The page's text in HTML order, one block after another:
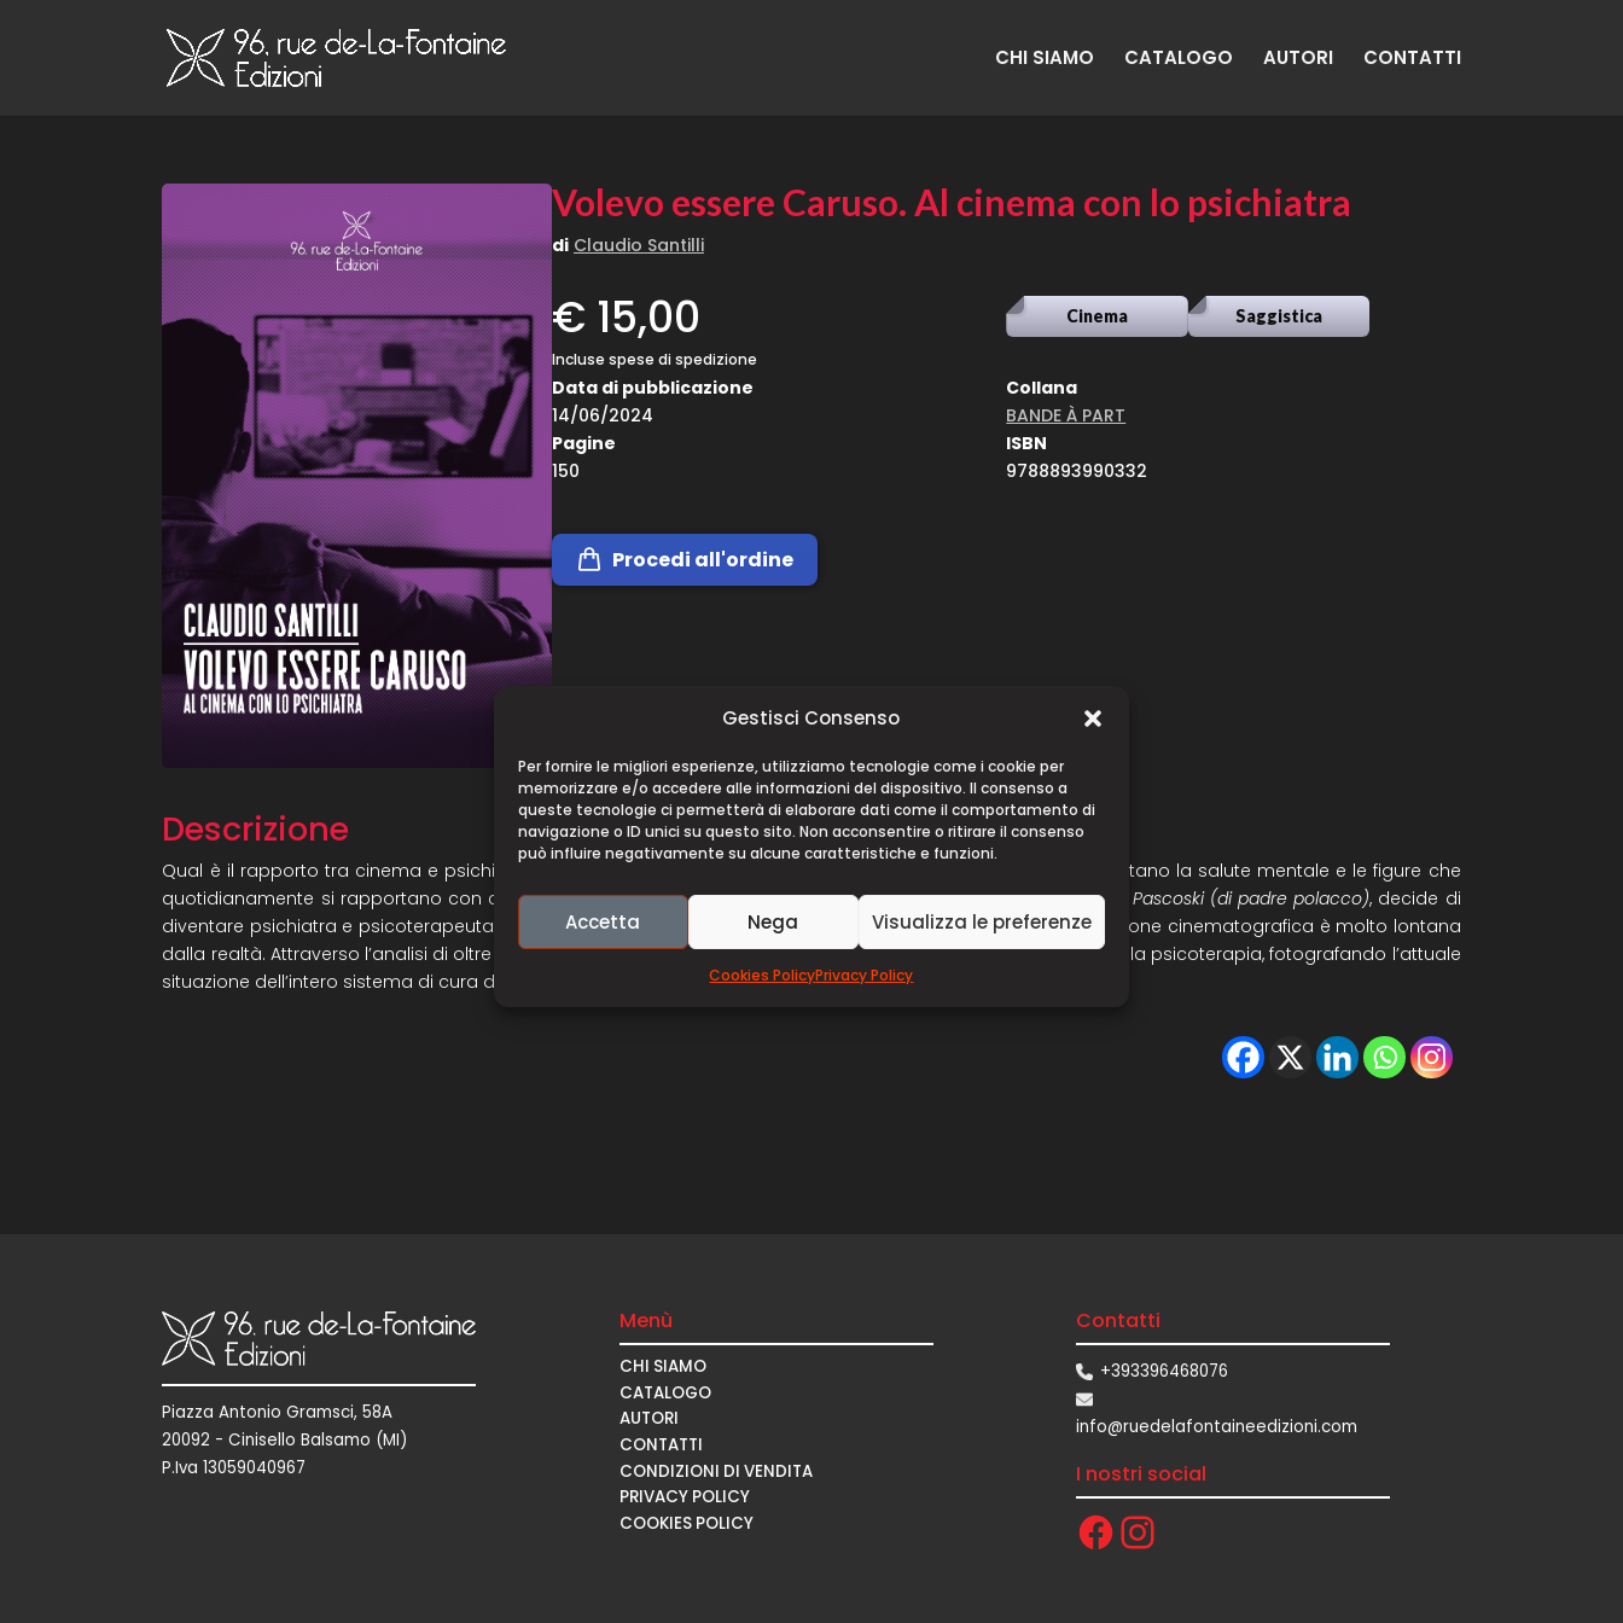
Gestisci Consenso
Per fornire le migliori esperienze, utilizziamo tecnologie come i cookie per
memorizzare e/o accedere alle informazioni del dispositivo. Il consenso a
queste tecnologie ci permetterà di elaborare dati come il comportamento di
navigazione o ID unici su questo sito. Non acconsentire o ritirare il consenso
può influire negativamente su alcune caratteristiche e funzioni.
Accetta Nega Visualizza le preferenze
Cookies PolicyPrivacy Policy
CHI SIAMO CATALOGO AUTORI CONTATTI
Volevo essere Caruso. Al cinema con lo psichiatra
di Claudio Santilli
€ 15,00
Incluse spese di spedizione
Cinema Saggistica
Data di pubblicazione
14/06/2024
Collana
BANDE À PART
Pagine
150
ISBN
9788893990332
Procedi all'ordine
Descrizione
Qual è il rapporto tra cinema e psichiatria? Come sono raccontate sul grande schermo le discipline che trattano la salute mentale e le figure che
quotidianamente si rapportano con chi è in cura? Negli anni Ottanta un bambino, influenzato dal ­filmCaruso Pascoski (di padre polacco), decide di
diventare psichiatra e psicoterapeuta. Quando realizza il suo sogno, però, si rende conto che la rappresentazione cinematogra­fica è molto lontana
dalla realtà. Attraverso l’analisi di oltre trenta fi­lm,Volevo essere Carusoripercorre la storia della psichiatria e della psicoterapia, fotografando l’attuale
situazione dell’intero sistema di cura della malattia mentale.
Piazza Antonio Gramsci, 58A
20092 - Cinisello Balsamo (MI)
P.Iva 13059040967
Menù
CHI SIAMO
CATALOGO
AUTORI
CONTATTI
CONDIZIONI DI VENDITA
PRIVACY POLICY
COOKIES POLICY
Contatti
+393396468076
info@ruedelafontaineedizioni.com
I nostri social
Facebook
Instagram